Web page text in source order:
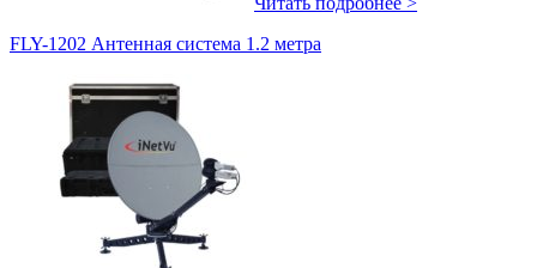
FLY-1202 Антенная система 1.2 метра